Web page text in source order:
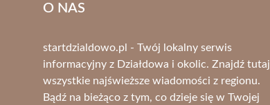
O NAS
startdzialdowo.pl - Twój lokalny serwis
informacyjny z Działdowa i okolic. Znajdź tutaj
wszystkie najświeższe wiadomości z regionu.
Bądź na bieżąco z tym, co dzieje się w Twojej